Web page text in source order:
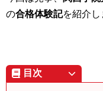
の合格体験記を紹介し
目次